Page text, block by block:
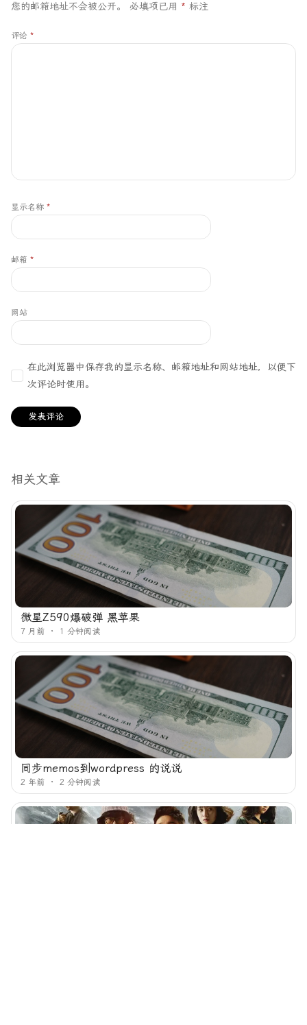
您的邮箱地址不会被公开。 必填项已用 * 标注
评论 *
显示名称 *
邮箱 *
网站
在此浏览器中保存我的显示名称、邮箱地址和网站地址，以便下
次评论时使用。
相关文章
微星Z590爆破弹 黑苹果
7 月前 1 分钟阅读
同步memos到wordpress 的说说
2 年前 2 分钟阅读